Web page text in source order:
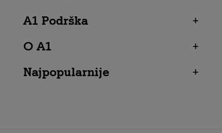
A1 Podrška
+
O A1
+
Najpopularnije
+